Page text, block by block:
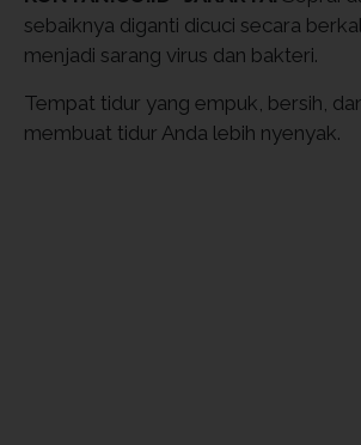
sebaiknya diganti dicuci secara
menjadi sarang virus dan bakteri.
Tempat tidur yang empuk, bersih,
membuat tidur Anda lebih nyenyak.